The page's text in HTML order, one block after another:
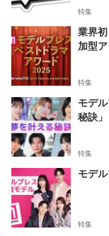
特集
業界
加型
特集
モデ
秘訣」
特集
モデ
特集